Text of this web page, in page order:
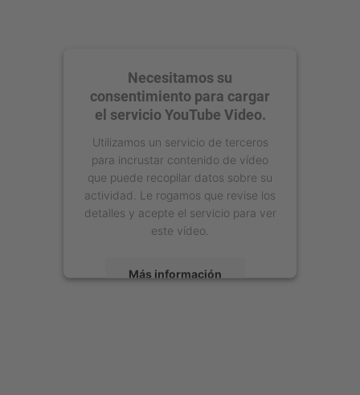
Necesitamos su
consentimiento para cargar
el servicio YouTube Video.
Utilizamos un servicio de terceros
para incrustar contenido de vídeo
que puede recopilar datos sobre su
actividad. Le rogamos que revise los
detalles y acepte el servicio para ver
este vídeo.
Más información